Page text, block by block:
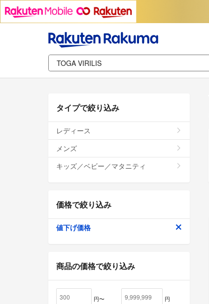
タイプで絞り込み
レディース
メンズ
キッズ／ベビー／マタニティ
価格で絞り込み
値下げ価格
商品の価格で絞り込み
円〜 円